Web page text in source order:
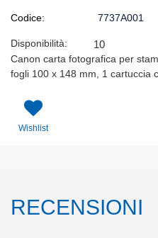
Codice: 7737A001
Disponibilità: 10
Canon carta fotografica per
fogli 100 x 148 mm, 1 cartuccia
Wishlist
RECENSIONI